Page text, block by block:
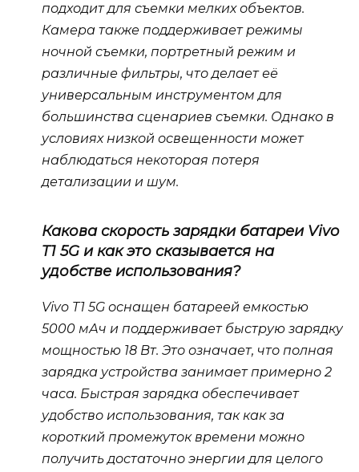
подходит для съемки мелких объектов.
Камера также поддерживает режимы
ночной съемки, портретный режим и
различные фильтры, что делает её
универсальным инструментом для
большинства сценариев съемки. Однако в
условиях низкой освещенности может
наблюдаться некоторая потеря
детализации и шум.
Какова скорость зарядки батареи Vivo
T1 5G и как это сказывается на
удобстве использования?
Vivo T1 5G оснащен батареей емкостью
5000 мАч и поддерживает быструю зарядку
мощностью 18 Вт. Это означает, что полная
зарядка устройства занимает примерно 2
часа. Быстрая зарядка обеспечивает
удобство использования, так как за
короткий промежуток времени можно
получить достаточно энергии для целого